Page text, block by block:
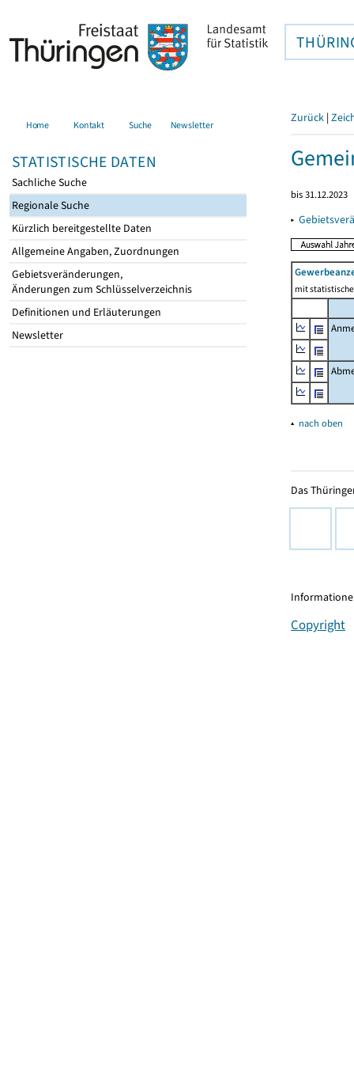
Home Kontakt Suche Newsletter
STATISTISCHE DATEN
Sachliche Suche
Regionale Suche
Kürzlich bereitgestellte Daten
Allgemeine Angaben, Zuordnungen
Gebietsveränderungen,
Änderungen zum Schlüsselverzeichnis
Definitionen und Erläuterungen
Newsletter
Zurück |
bis 31.12.2023
▸
mit
▴ nach oben
Das
Copyright